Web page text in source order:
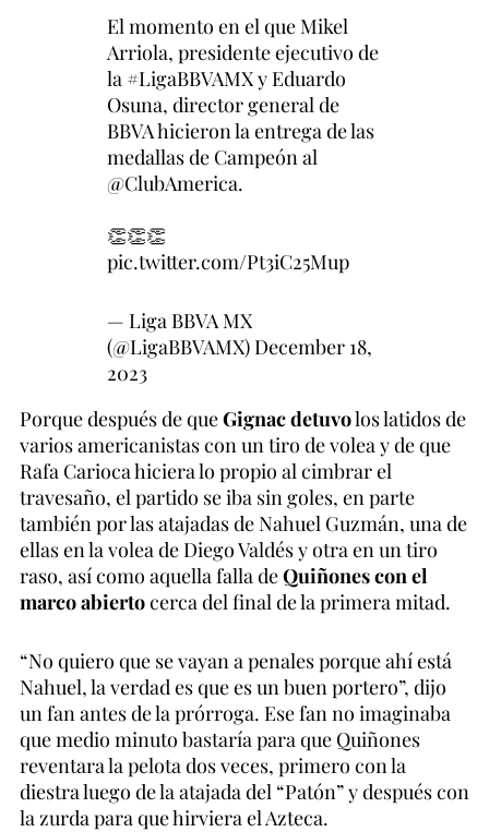
El momento en el que Mikel
Arriola, presidente ejecutivo de
la #LigaBBVAMXy Eduardo
Osuna, director general de
BBVA hicieron la entrega de las
medallas de Campeón al
@ClubAmerica.
👏👏👏
pic.twitter.com/Pt3iC25Mup
— Liga BBVA MX
(@LigaBBVAMX) December 18,
2023
Porque después de queGignac detuvolos latidos de
varios americanistas con un tiro de volea y de que
Rafa Carioca hiciera lo propio al cimbrar el
travesaño, el partido se iba sin goles, en parte
también por las atajadas de Nahuel Guzmán, una de
ellas en la volea de Diego Valdés y otra en un tiro
raso, así como aquella falla deQuiñones con el
marco abiertocerca del final de la primera mitad.
“No quiero que se vayan a penales porque ahí está
Nahuel, la verdad es que es un buen portero”, dijo
un fan antes de la prórroga. Ese fan no imaginaba
que medio minuto bastaría para que Quiñones
reventara la pelota dos veces, primero con la
diestra luego de la atajada del “Patón” y después con
la zurda para que hirviera el Azteca.